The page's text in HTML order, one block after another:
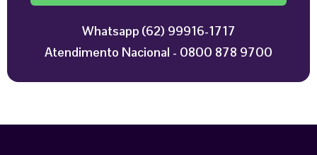
Whatsapp (62) 99916-1717
Atendimento Nacional - 0800 878 9700